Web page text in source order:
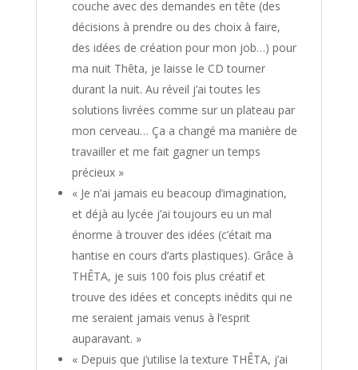
couche avec des demandes en tête (des
décisions à prendre ou des choix à faire,
des idées de création pour mon job…) pour
ma nuit Thêta, je laisse le CD tourner
durant la nuit. Au réveil j’ai toutes les
solutions livrées comme sur un plateau par
mon cerveau… Ça a changé ma manière de
travailler et me fait gagner un temps
précieux »
« Je n’ai jamais eu beacoup d’imagination,
et déjà au lycée j’ai toujours eu un mal
énorme à trouver des idées (c’était ma
hantise en cours d’arts plastiques). Grâce à
THÊTA, je suis 100 fois plus créatif et
trouve des idées et concepts inédits qui ne
me seraient jamais venus à l’esprit
auparavant. »
« Depuis que j’utilise la texture THÊTA, j’ai